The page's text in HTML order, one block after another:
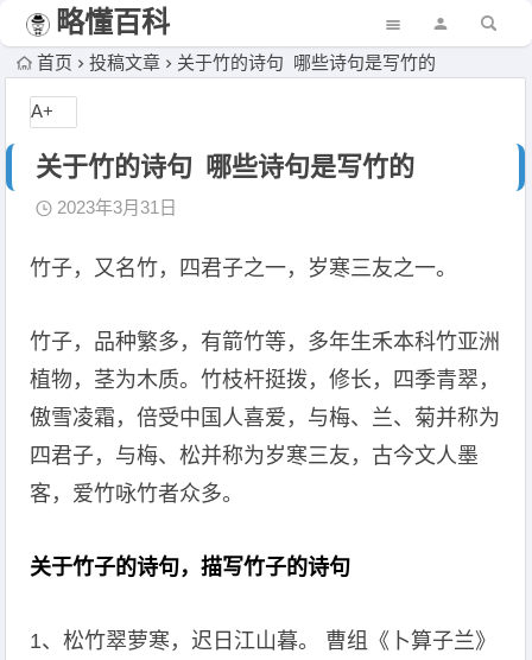
略懂百科
首页 投稿文章 关于竹的诗句 哪些诗句是写竹的
关于竹的诗句 哪些诗句是写竹的
2023年3月31日
竹子，又名竹，四君子之一，岁寒三友之一。
竹子，品种繁多，有箭竹等，多年生禾本科竹亚洲
植物，茎为木质。竹枝杆挺拨，修长，四季青翠，
傲雪凌霜，倍受中国人喜爱，与梅、兰、菊并称为
四君子，与梅、松并称为岁寒三友，古今文人墨
客，爱竹咏竹者众多。
关于竹子的诗句，描写竹子的诗句
1、松竹翠萝寒，迟日江山暮。 曹组《卜算子兰》
A+